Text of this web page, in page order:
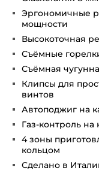
Эргономичные
мощности
Высокоточная
Съёмные
Съёмная
Клипсы для
винтов
Автоподжиг на
Газ-контроль
4 зоны
кольцом
Сделано в